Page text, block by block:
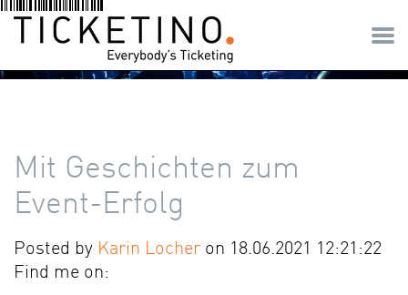
Mit Geschichten zum
Event-Erfolg
Posted by Karin Locher on 18.06.2021 12:21:22
Find me on: